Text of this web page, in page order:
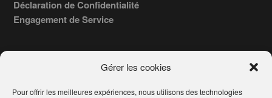
Gérer les cookies
Pour offrir les meilleures expériences, nous utilisons des technologies
Déclaration de Confidentialité
Engagement de Service
COPYRIGHT © 2026 · TROUVERVOTREAVOCAT.COM, ÉDITÉ PAR